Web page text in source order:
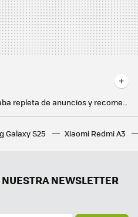
La interfaz de Google TV estaba repleta de anuncios y recomendaciones: les he dicho adiós cambiando solo un ajuste
Se quería montar su primer PC gaming, y cometió uno de los errores más elementales a la hora de planear el diseño de su equipo
Galaxy S25 Xiaomi Redmi A3
NEWSLETTER